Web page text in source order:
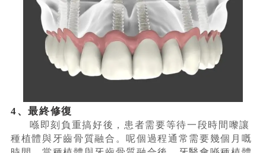
4、最終修復
喺即刻負重搞好後，患者需要等待一段時間嚟讓
種植體與牙齒骨質融合。呢個過程通常需要幾個月嘅